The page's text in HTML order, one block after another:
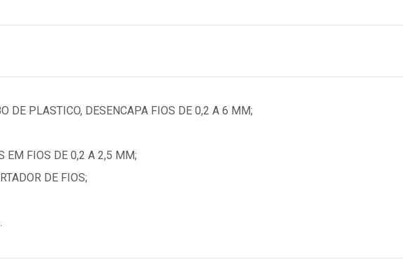
DE PLASTICO, DESENCAPA FIOS DE 0,2 A 6 MM;
EM FIOS DE 0,2 A 2,5 MM;
DE FIOS;